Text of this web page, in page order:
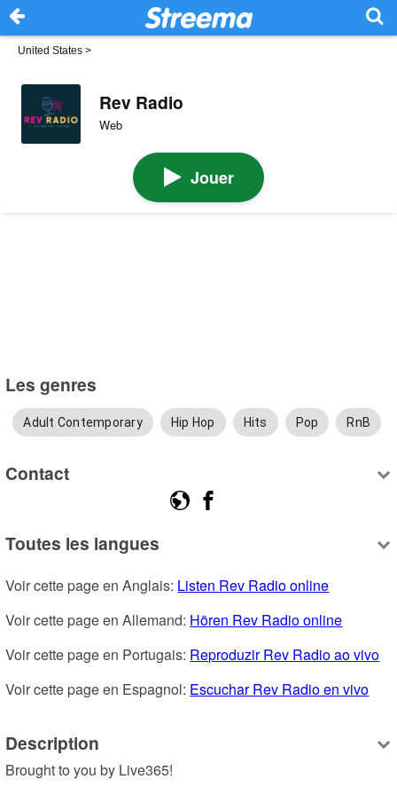
United States >
Rev Radio
Web
Jouer
Les genres
Adult Contemporary Hip Hop Hits Pop RnB
Contact
Toutes les langues
Voir cette page en Anglais: Listen Rev Radio online
Voir cette page en Allemand: Hören Rev Radio online
Voir cette page en Portugais: Reproduzir Rev Radio ao vivo
Voir cette page en Espagnol: Escuchar Rev Radio en vivo
Description
Brought to you by Live365!